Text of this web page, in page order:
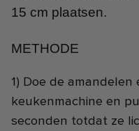
15 cm plaatsen.
METHODE
1) Doe de amandelen
keukenmachine en
seconden totdat ze